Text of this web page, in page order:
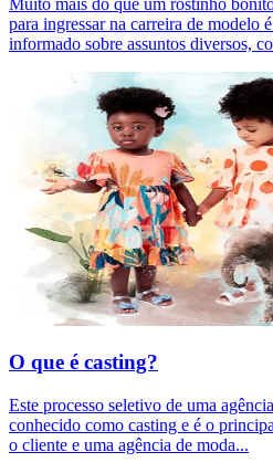
para ingressar na carreira de modelo
informado sobre assuntos diversos,
O que é casting?
Este processo seletivo de uma
conhecido como casting e é o
o cliente e uma agência de moda...